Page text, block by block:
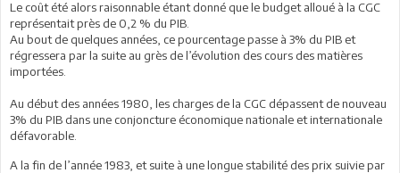
Le coût été alors raisonnable étant donné que le budget alloué à la CGC
représentait près de 0,2 % du PIB.
Au bout de quelques années, ce pourcentage passe à 3% du PIB et
régressera par la suite au grès de l’évolution des cours des matières
importées.
Au début des années 1980, les charges de la CGC dépassent de nouveau
3% du PIB dans une conjoncture économique nationale et internationale
défavorable.
A la fin de l’année 1983, et suite à une longue stabilité des prix suivie par